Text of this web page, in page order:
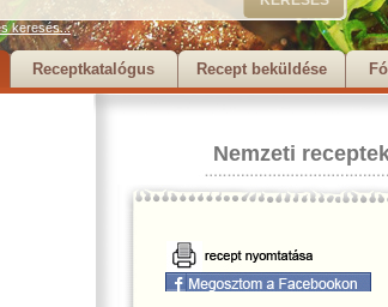
keresés...
Receptkatalógus Recept beküldése
Nemzeti